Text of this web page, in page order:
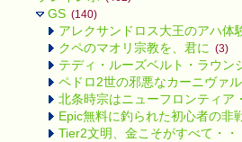
GS (140)
アレクサンドロス大王のアハ体
クペのマオリ宗教を、君に (3)
テディ・ルーズベルト・ラウン
ペドロ2世の邪悪なカーニヴァル
北条時宗はニューフロンティア
Epic無料に釣られた初心者の非
Tier2文明、金こそがすべて・・